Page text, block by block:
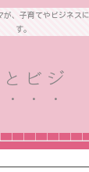
、子育てやビジネス
す。
ビジ